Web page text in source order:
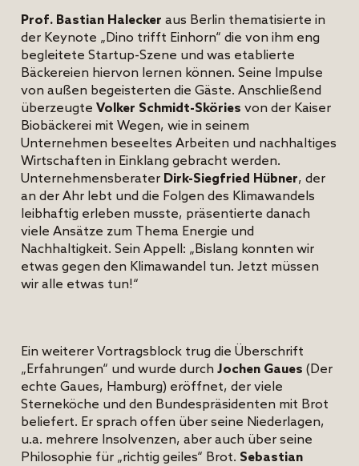
Prof. Bastian Halecker aus Berlin thematisierte in
der Keynote „Dino trifft Einhorn“ die von ihm eng
begleitete Startup-Szene und was etablierte
Bäckereien hiervon lernen können. Seine Impulse
von außen begeisterten die Gäste. Anschließend
überzeugte Volker Schmidt-Sköries von der Kaiser
Biobäckerei mit Wegen, wie in seinem
Unternehmen beseeltes Arbeiten und nachhaltiges
Wirtschaften in Einklang gebracht werden.
Unternehmensberater Dirk-Siegfried Hübner, der
an der Ahr lebt und die Folgen des Klimawandels
leibhaftig erleben musste, präsentierte danach
viele Ansätze zum Thema Energie und
Nachhaltigkeit. Sein Appell: „Bislang konnten wir
etwas gegen den Klimawandel tun. Jetzt müssen
wir alle etwas tun!“
Ein weiterer Vortragsblock trug die Überschrift
„Erfahrungen“ und wurde durch Jochen Gaues (Der
echte Gaues, Hamburg) eröffnet, der viele
Sterneköche und den Bundespräsidenten mit Brot
beliefert. Er sprach offen über seine Niederlagen,
u.a. mehrere Insolvenzen, aber auch über seine
Philosophie für „richtig geiles“ Brot. Sebastian